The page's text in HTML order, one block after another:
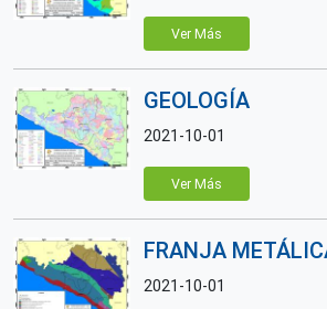
Ver Más
GEOLOGÍA
2021-10-01
Ver Más
FRANJA
2021-10-01